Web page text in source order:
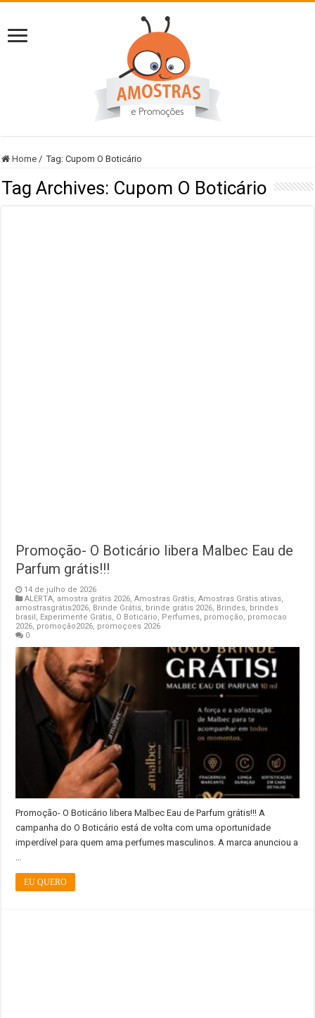
Home / Tag:Cupom O Boticário
Tag Archives: Cupom O Boticário
Promoção- O Boticário libera Malbec Eau de
Parfum grátis!!!
14 de julho de 2026
ALERTA,amostra grátis 2026,Amostras Grátis,Amostras Grátis ativas,
amostrasgrátis2026, Brinde Grátis, brinde grátis 2026, Brindes, brindes
brasil, Experimente Grátis, O Boticário, Perfumes, promoção, promocao
2026, promoção2026, promoçoes 2026
0
Promoção- O Boticário libera Malbec Eau de Parfum grátis!!! A
campanha do O Boticário está de volta com uma oportunidade
imperdível para quem ama perfumes masculinos. A marca anunciou a
EU QUERO